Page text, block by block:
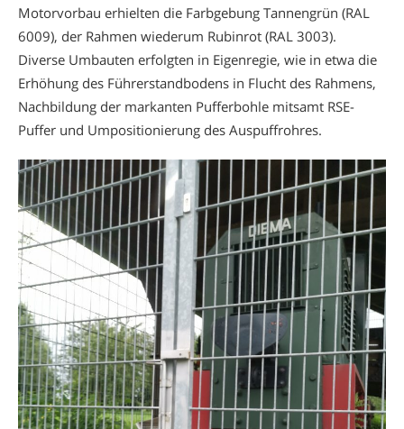
Motorvorbau erhielten die Farbgebung Tannengrün (RAL
6009), der Rahmen wiederum Rubinrot (RAL 3003).
Diverse Umbauten erfolgten in Eigenregie, wie in etwa die
Erhöhung des Führerstandbodens in Flucht des Rahmens,
Nachbildung der markanten Pufferbohle mitsamt RSE-
Puffer und Umpositionierung des Auspuffrohres.